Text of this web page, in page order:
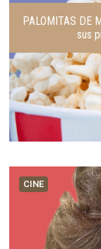
PALOMITAS DE
sus
CINE